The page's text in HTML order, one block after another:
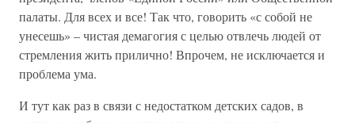
палаты. Для всех и все! Так что, говорить «с собой не
унесешь» – чистая демагогия с целью отвлечь людей от
стремления жить прилично! Впрочем, не исключается и
проблема ума.
И тут как раз в связи с недостатком детских садов, в